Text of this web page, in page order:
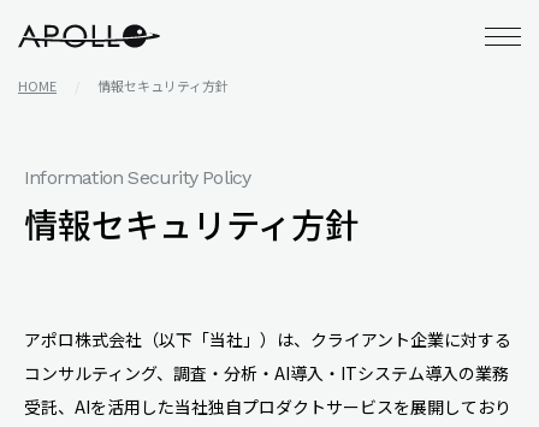
HOME 情報セキュリティ方針
Information Security Policy
情報セキュリティ方針
アポロ株式会社（以下「当社」）は、クライアント企業に対する
コンサルティング、調査・分析・AI導入・ITシステム導入の業務
受託、AIを活用した当社独自プロダクトサービスを展開しており